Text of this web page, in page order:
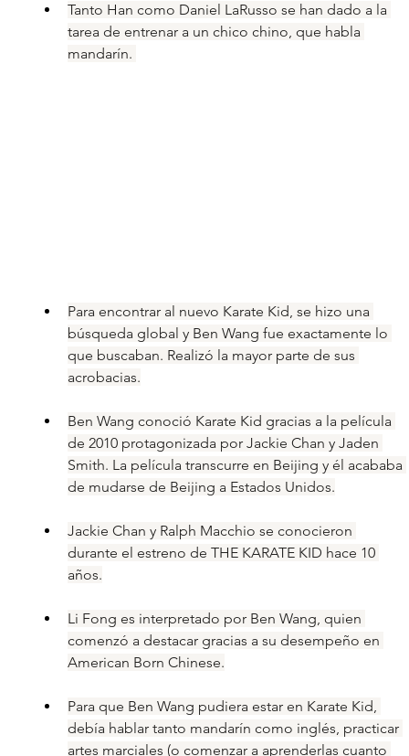
Tanto Han como Daniel LaRusso se han dado a la
tarea de entrenar a un chico chino, que habla
mandarín.
Para encontrar al nuevo Karate Kid, se hizo una
búsqueda global y Ben Wang fue exactamente lo
que buscaban. Realizó la mayor parte de sus
acrobacias.
Ben Wang conoció Karate Kid gracias a la película
de 2010 protagonizada por Jackie Chan y Jaden
Smith. La película transcurre en Beijing y él acababa
de mudarse de Beijing a Estados Unidos.
Jackie Chan y Ralph Macchio se conocieron
durante el estreno de THE KARATE KID hace 10
años.
Li Fong es interpretado por Ben Wang, quien
comenzó a destacar gracias a su desempeño en
American Born Chinese.
Para que Ben Wang pudiera estar en Karate Kid,
debía hablar tanto mandarín como inglés, practicar
artes marciales (o comenzar a aprenderlas cuanto